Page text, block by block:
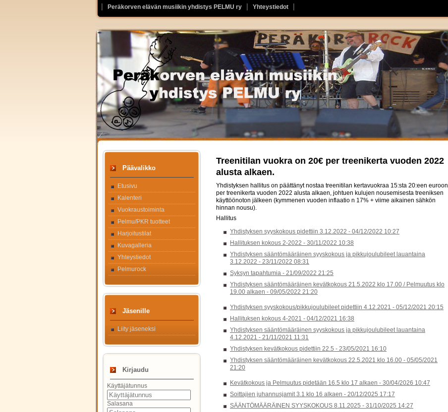
Peräkorven elävän musiikin yhdistys PELMU ry Yhteystiedot
Päävalikko
Etusivu
Kalenteri
Vuokraustoiminta
Pelmu/PKR tuotteet
Harjoitustilat
Kuvagalleria
Yhteystiedot
Pelmurock
Jäsenille
Liity jäseneksi
Kirjaudu
Käyttäjätunnus
Salasana
Treenitilan vuokra on 20€ per treenikerta vuoden 2022
alusta alkaen.
Yhdistyksen hallitus on päättänyt nostaa treenitilan kertavuokraa 15:sta 20:een euroon
per treenikerta vuoden 2022 alusta alkaen, johtuen kulujen nousemisesta treeniksen
käyttöönoton jälkeen (kymmenen vuoden inflaatio n 17% + viime aikainen sähkön
hinnan nousu).
Hallitus
Yhdistyksen syyskokous pidettiin 3.12.2022 - 04/12/2022 10:27
Hallituksen kokous 2-2022 - 30/11/2022 10:38
Yhdistyksen sääntömääräinen syyskokous ja pikkujoulubileet lauantaina
3.12.2022 - 23/11/2022 08:31
Syksyn tapahtumia - 21/09/2022 21:25
Yhdistyksen sääntömääräinen kevätkokous 21.5.2022 klo 17.00 / Pelmuutus klo
19.00 alkaen - 09/05/2022 21:20
Yhdistyksen syyskokous/pikkujoulubileet pidettiin 4.12.2021 - 05/12/2021 20:15
Hallituksen kokous 4-2021 - 04/12/2021 16:38
Yhdistyksen sääntömääräinen syyskokous ja pikkujoulubileet lauantaina
4.12.2021 - 21/11/2021 11:31
Yhdistyksen kevätkokous pidettiin 22.5 - 23/05/2021 16:10
Yhdistyksen sääntömääräinen kevätkokous 22.5.2021 klo 16.00 - 05/05/2021
21:20
Kevätkokous ja Pelmuutus pidetään 16.5 klo 17 alkaen - 30/04/2026 10:47
Soittajien juhannusjamit 3.1 klo 16 alkaen - 20/12/2025 17:17
SÄÄNTÖMÄÄRÄINEN SYYSKOKOUS 8.11.2025 - 31/10/2025 14:27